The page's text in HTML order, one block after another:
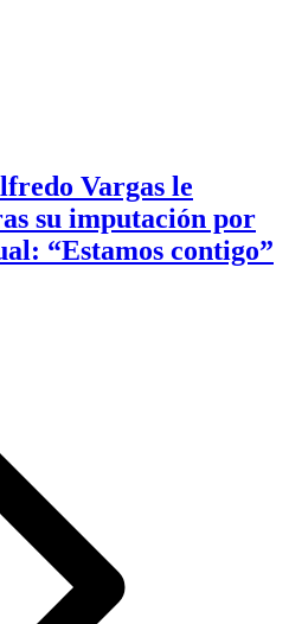
Vargas le
su imputación por
“Estamos contigo”